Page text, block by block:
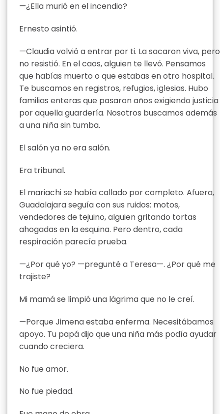
—¿Ella murió en el incendio?
Ernesto asintió.
—Claudia volvió a entrar por ti. La sacaron viva, pero
no resistió. En el caos, alguien te llevó. Pensamos
que habías muerto o que estabas en otro hospital.
Te buscamos en registros, refugios, iglesias. Hubo
familias enteras que pasaron años exigiendo justicia
por aquella guardería. Nosotros buscamos además
a una niña sin tumba.
El salón ya no era salón.
Era tribunal.
El mariachi se había callado por completo. Afuera,
Guadalajara seguía con sus ruidos: motos,
vendedores de tejuino, alguien gritando tortas
ahogadas en la esquina. Pero dentro, cada
respiración parecía prueba.
—¿Por qué yo? —pregunté a Teresa—. ¿Por qué me
trajiste?
Mi mamá se limpió una lágrima que no le creí.
—Porque Jimena estaba enferma. Necesitábamos
apoyo. Tu papá dijo que una niña más podía ayudar
cuando creciera.
No fue amor.
No fue piedad.